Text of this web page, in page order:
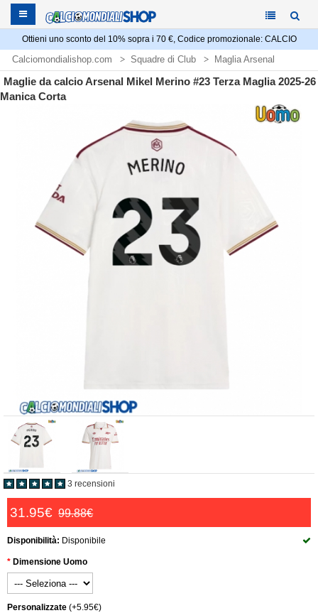
Ottieni uno sconto del 10% sopra i 70 €, Codice promozionale: CALCIO
Calciomondialishop.com Squadre di Club Maglia Arsenal
Maglie da calcio Arsenal Mikel Merino #23 Terza Maglia 2025-26
Manica Corta
3 recensioni
31.95€ 99.88€
Disponibilità: Disponibile
Dimensione Uomo
Personalizzate (+5.95€)